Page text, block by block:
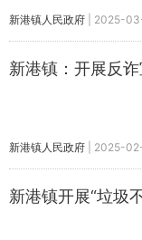
新港镇人民政府 2025-
新港镇：开展反
新港镇人民政府 2025-
新港镇开展“垃圾